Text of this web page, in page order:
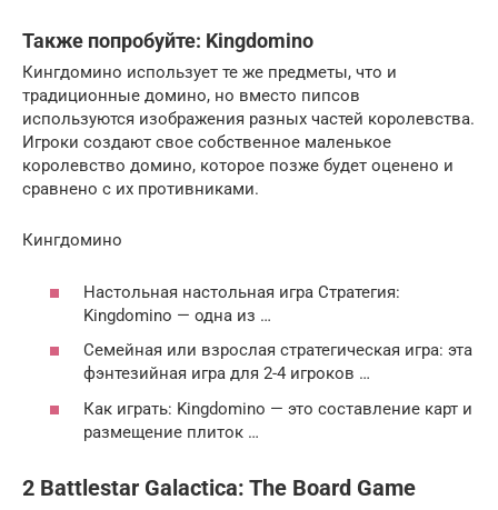
Также попробуйте: Kingdomino
Кингдомино использует те же предметы, что и
традиционные домино, но вместо пипсов
используются изображения разных частей королевства.
Игроки создают свое собственное маленькое
королевство домино, которое позже будет оценено и
сравнено с их противниками.
Кингдомино
Настольная настольная игра Стратегия:
Kingdomino — одна из …
Семейная или взрослая стратегическая игра: эта
фэнтезийная игра для 2-4 игроков …
Как играть: Kingdomino — это составление карт и
размещение плиток …
2 Battlestar Galactica: The Board Game